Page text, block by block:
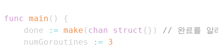
func main ( )
{
    done
:= make ( chan struct { } )
// 완료를 알
    numGoroutines
:= 3